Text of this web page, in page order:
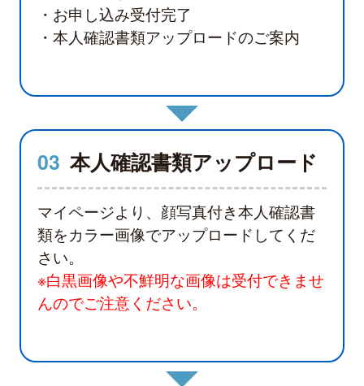
・お申し込み受付完了
・本人確認書類アップロードのご案内
03 本人確認書類アップロード
マイページより、顔写真付き本人確認書
類をカラー画像でアップロードしてくだ
さい。
※白黒画像や不鮮明な画像は受付できませ
んのでご注意ください。